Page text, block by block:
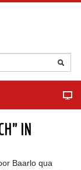
IN
Baarlo qua